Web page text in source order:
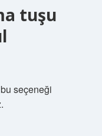
tuşu
seçeneği